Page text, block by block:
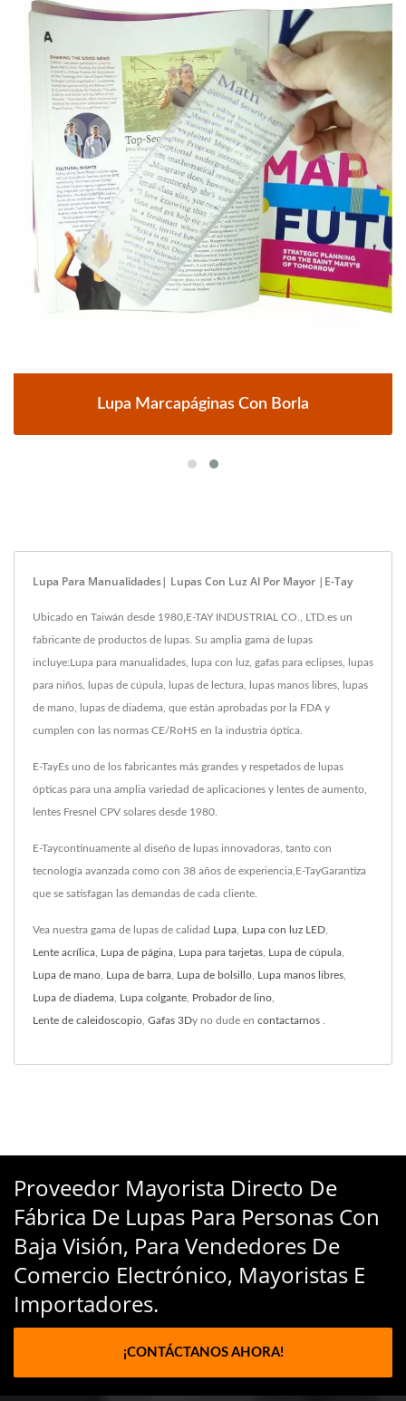
Lupa Marcapáginas Con Borla
Lupa Para Manualidades| Lupas Con Luz Al Por Mayor |E-Tay
Ubicado en Taiwán desde 1980,E-TAY INDUSTRIAL CO., LTD.es un
fabricante de productos de lupas. Su amplia gama de lupas
incluye:Lupa para manualidades, lupa con luz, gafas para eclipses, lupas
para niños, lupas de cúpula, lupas de lectura, lupas manos libres, lupas
de mano, lupas de diadema, que están aprobadas por la FDA y
cumplen con las normas CE/RoHS en la industria óptica.
E-TayEs uno de los fabricantes más grandes y respetados de lupas
ópticas para una amplia variedad de aplicaciones y lentes de aumento,
lentes Fresnel CPV solares desde 1980.
E-Taycontinuamente al diseño de lupas innovadoras, tanto con
tecnología avanzada como con 38 años de experiencia,E-TayGarantiza
que se satisfagan las demandas de cada cliente.
Vea nuestra gama de lupas de calidad Lupa Lupa con luz LED
Lente acrílica Lupa de página Lupa para tarjetas Lupa de cúpula
Lupa de mano Lupa de barra Lupa de bolsillo Lupa manos libres
Lupa de diadema Lupa colgante Probador de lino
Lente de caleidoscopio Gafas 3Dy no dude en contactarnos
Proveedor Mayorista Directo De
Fábrica De Lupas Para Personas Con
Baja Visión, Para Vendedores De
Comercio Electrónico, Mayoristas E
Importadores.
¡CONTÁCTANOS AHORA!